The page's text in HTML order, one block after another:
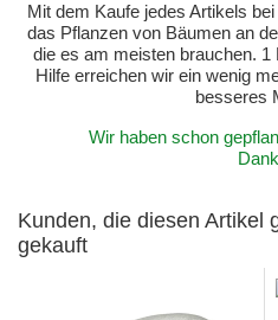
Mit dem Kaufe jedes Artikels
das Pflanzen von Bäumen an
die es am meisten brauchen.
Hilfe erreichen wir ein wenig
besseres
Wir haben schon
Kunden, die diesen Artikel
gekauft